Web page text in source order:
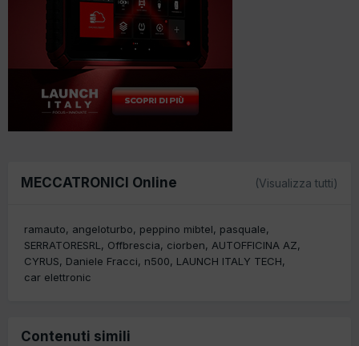
MECCATRONICI Online (Visualizza tutti)
ramauto angeloturbo peppino mibtel
pasquale
SERRATORESRL Offbrescia ciorben AUTOFFICINA AZ
CYRUS
Daniele Fracci n500
LAUNCH ITALY TECH
car elettronic
Contenuti simili